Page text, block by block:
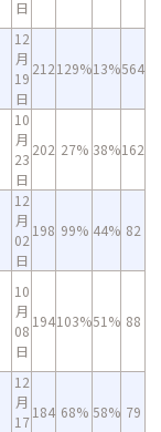
日
12
月
19
日
212129%13%564
10
月
23
日
202 27% 38%162
12
月
02
日
198 99% 44% 82
10
月
08
日
194103%51% 88
12
月
17
184 68% 58% 79